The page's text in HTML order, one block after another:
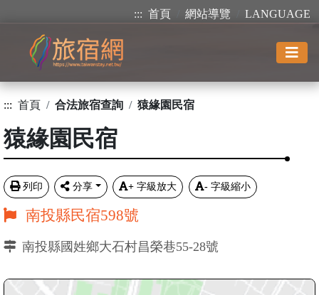
::: 首頁 網站導覽 LANGUAGE
::: 首頁 合法旅宿查詢 猿緣園民宿
猿緣園民宿
列印 分享 + 字級放大 - 字級縮小
南投縣民宿598號
南投縣國姓鄉大石村昌榮巷55-28號